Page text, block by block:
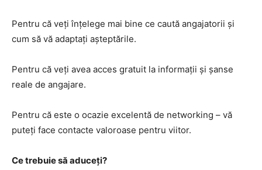
Pentru că veți înțelege mai bine ce caută angajatorii și
cum să vă adaptați așteptările.
Pentru că veți avea acces gratuit la informații și șanse
reale de angajare.
Pentru că este o ocazie excelentă de networking – vă
puteți face contacte valoroase pentru viitor.
Ce trebuie să aduceți?